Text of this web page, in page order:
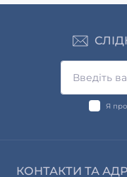
Я
КОНТАКТИ ТА